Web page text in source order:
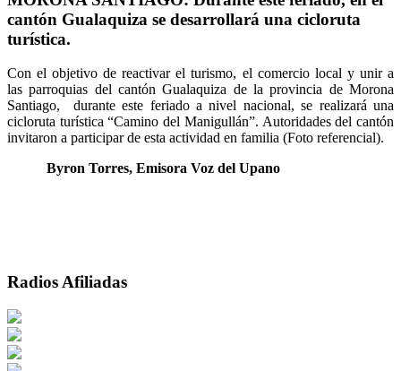
cantón Gualaquiza se desarrollará una cicloruta
turística.
Con el objetivo de reactivar el turismo, el comercio local y unir a
las parroquias del cantón Gualaquiza de la provincia de Morona
Santiago, durante este feriado a nivel nacional, se realizará una
cicloruta turística “Camino del Manigullán”. Autoridades del cantón
invitaron a participar de esta actividad en familia (Foto referencial).
Byron Torres, Emisora Voz del Upano
Radios Afiliadas